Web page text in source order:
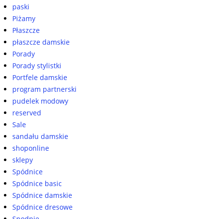
paski
Piżamy
Płaszcze
płaszcze damskie
Porady
Porady stylistki
Portfele damskie
program partnerski
pudelek modowy
reserved
Sale
sandału damskie
shoponline
sklepy
Spódnice
Spódnice basic
Spódnice damskie
Spódnice dresowe